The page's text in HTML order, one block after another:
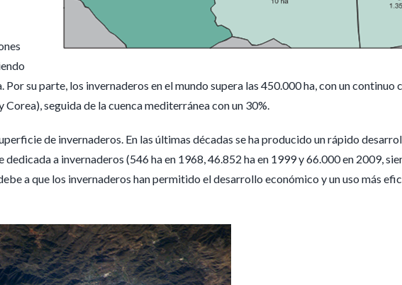
su parte, los invernaderos en el mundo supera las 450.000 ha, con un
seguida de la cuenca mediterránea con un 30%.
de invernaderos. En las últimas décadas se ha producido un rápido
a invernaderos (546 ha en 1968, 46.852 ha en 1999 y 66.000 en 2009,
a que los invernaderos han permitido el desarrollo económico y un uso más